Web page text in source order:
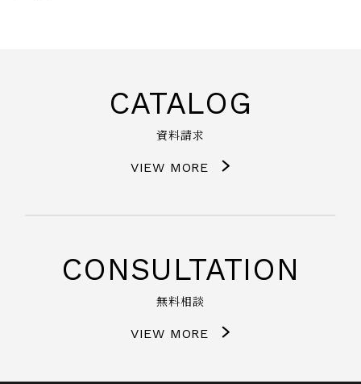
CATALOG
資料請求
VIEW MORE
CONSULTATION
無料相談
VIEW MORE